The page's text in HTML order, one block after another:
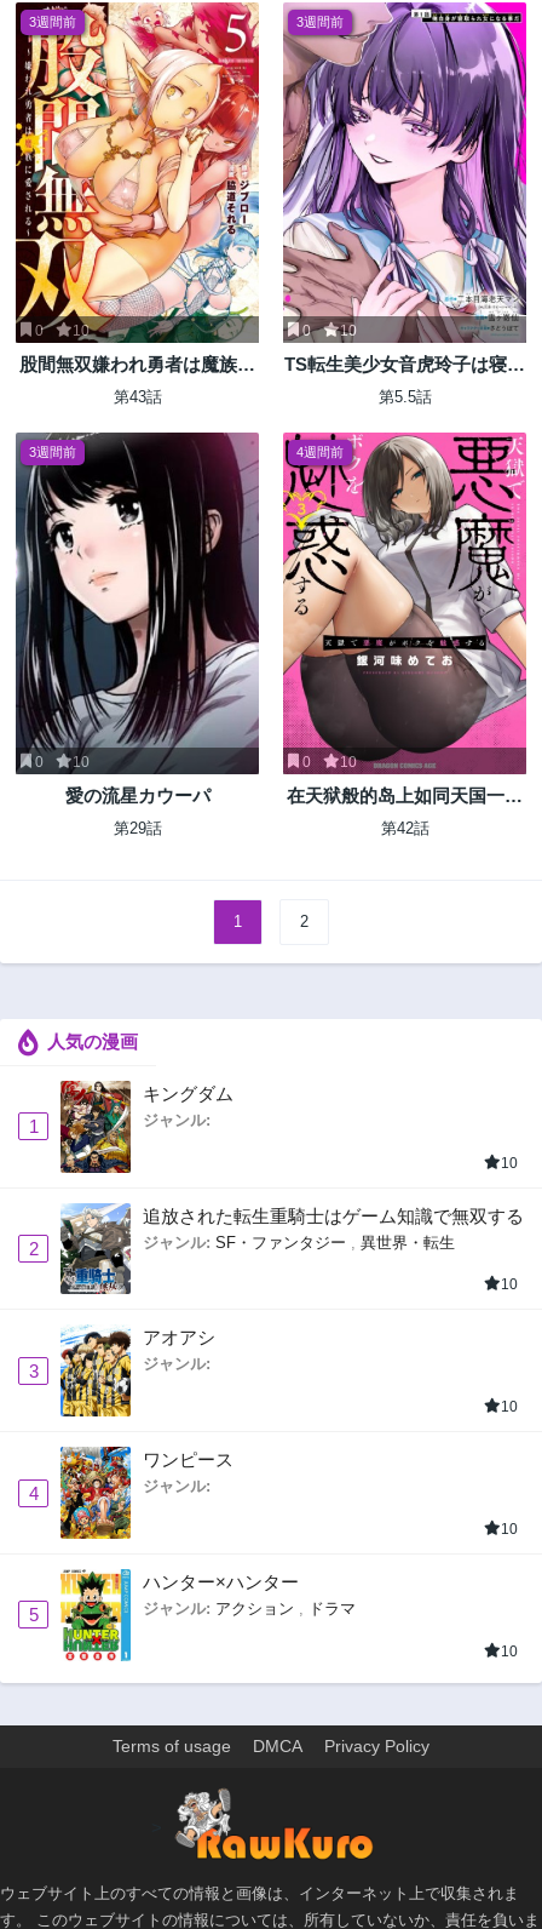
3週間前
0 10
股間無双嫌われ勇者は魔族に
愛される
第43話
3週間前
0 10
TS転生美少女音虎玲子は寝取
られたい
第5.5話
3週間前
0 10
愛の流星カウーパ
第29話
4週間前
0 10
在天狱般的岛上如同天国一样
地被恶魔诱惑着`
第42話
1 2
人気の漫画
1
キングダム
ジャンル:
10
2
追放された転生重騎士はゲーム知識で無双する
ジャンル: SF・ファンタジー 異世界・転生
10
3
アオアシ
ジャンル:
10
4
ワンピース
ジャンル:
10
5
ハンター×ハンター
ジャンル: アクション , ドラマ
10
Terms of usage DMCA Privacy Policy
ウェブサイト上のすべての情報と画像は、インターネット上で収集されま
す。 このウェブサイトの情報については、所有していないか、責任を負いま